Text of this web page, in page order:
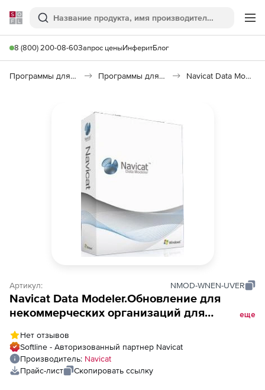
Softline
Поиск
8 (800) 200-08-60Запрос ценыИнферитБлог
Программы для программирования Программы для работы с базами данных Navicat Data Modeler
Артикул: NMOD-WNEN-UVER
Navicat Data Modeler.Обновление для
некоммерческих организаций для
еще
Нет отзывов
Softline - Авторизованный партнер Navicat
Производитель: Navicat
Прайс-лист
Скопировать ссылку